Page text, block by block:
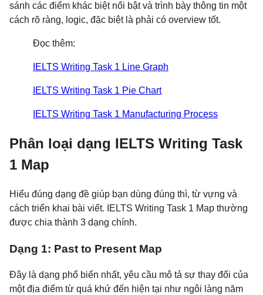
sánh các điểm khác biệt nổi bật và trình bày thông tin một
cách rõ ràng, logic, đặc biệt là phải có overview tốt.
Đọc thêm:
IELTS Writing Task 1 Line Graph
IELTS Writing Task 1 Pie Chart
IELTS Writing Task 1 Manufacturing Process
Phân loại dạng IELTS Writing Task
1 Map
Hiểu đúng dạng đề giúp bạn dùng đúng thì, từ vựng và
cách triển khai bài viết. IELTS Writing Task 1 Map thường
được chia thành 3 dạng chính.
Dạng 1: Past to Present Map
Đây là dạng phổ biến nhất, yêu cầu mô tả sự thay đổi của
một địa điểm từ quá khứ đến hiện tại như ngôi làng năm